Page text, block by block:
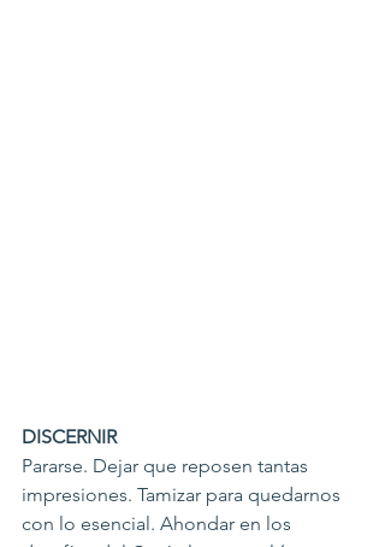
DISCERNIR
Pararse. Dejar que reposen tantas
impresiones. Tamizar para quedarnos
con lo esencial. Ahondar en los